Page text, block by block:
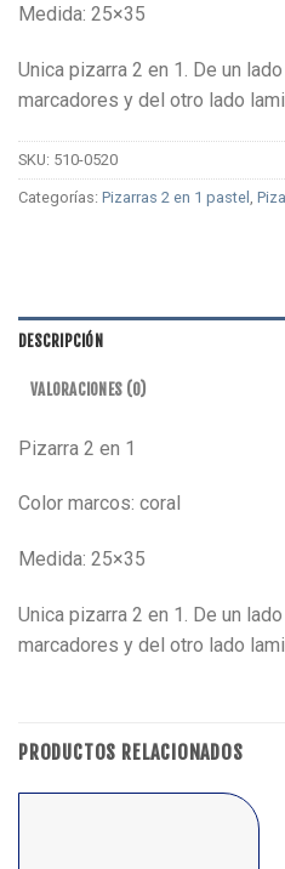
Medida: 25×35
Unica pizarra 2 en 1. De un
marcadores y del otro lado
SKU: 510-0520
Categorías: Pizarras 2 en 1 pastel
DESCRIPCIÓN
VALORACIONES (0)
Pizarra 2 en 1
Color marcos: coral
Medida: 25×35
Unica pizarra 2 en 1. De un
marcadores y del otro lado
PRODUCTOS RELACIONADOS